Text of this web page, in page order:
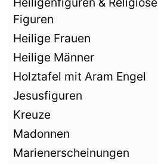
Figuren
Heilige Frauen
Heilige Männer
Holztafel mit Aram Engel
Jesusfiguren
Kreuze
Madonnen
Marienerscheinungen